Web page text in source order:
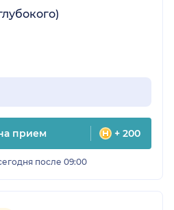
прием + 200
после 09:00